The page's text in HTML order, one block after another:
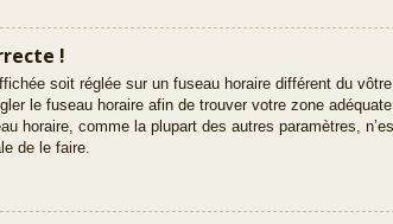
!
soit réglée sur un fuseau horaire différent du
le fuseau horaire afin de trouver votre zone
horaire, comme la plupart des autres paramètres,
de le faire.